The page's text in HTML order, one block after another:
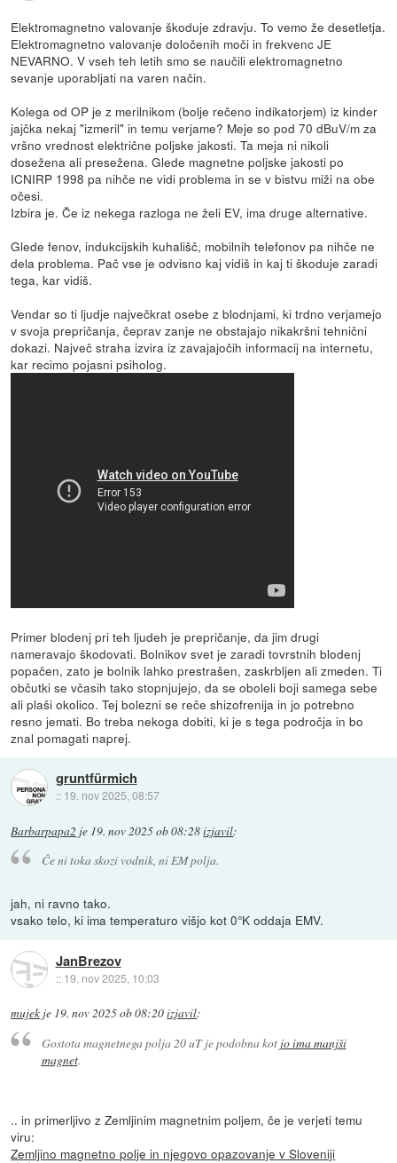
Elektromagnetno valovanje škoduje zdravju. To vemo že desetletja.
Elektromagnetno valovanje določenih moči in frekvenc JE
NEVARNO. V vseh teh letih smo se naučili elektromagnetno
sevanje uporabljati na varen način.
Kolega od OP je z merilnikom (bolje rečeno indikatorjem) iz kinder
jajčka nekaj "izmeril" in temu verjame? Meje so pod 70 dBuV/m za
vršno vrednost električne poljske jakosti. Ta meja ni nikoli
dosežena ali presežena. Glede magnetne poljske jakosti po
ICNIRP 1998 pa nihče ne vidi problema in se v bistvu miži na obe
očesi.
Izbira je. Če iz nekega razloga ne želi EV, ima druge alternative.
Glede fenov, indukcijskih kuhališč, mobilnih telefonov pa nihče ne
dela problema. Pač vse je odvisno kaj vidiš in kaj ti škoduje zaradi
tega, kar vidiš.
Vendar so ti ljudje največkrat osebe z blodnjami, ki trdno verjamejo
v svoja prepričanja, čeprav zanje ne obstajajo nikakršni tehnični
dokazi. Največ straha izvira iz zavajajočih informacij na internetu,
kar recimo pojasni psiholog.
Primer blodenj pri teh ljudeh je prepričanje, da jim drugi
nameravajo škodovati. Bolnikov svet je zaradi tovrstnih blodenj
popačen, zato je bolnik lahko prestrašen, zaskrbljen ali zmeden. Ti
občutki se včasih tako stopnjujejo, da se oboleli boji samega sebe
ali plaši okolico. Tej bolezni se reče shizofrenija in jo potrebno
resno jemati. Bo treba nekoga dobiti, ki je s tega področja in bo
znal pomagati naprej.
gruntfürmich
:: 19. nov 2025, 08:57
Barbarpapa2 je 19. nov 2025 ob 08:28izjavil:
Če ni toka skozi vodnik, ni EM polja.
jah, ni ravno tako.
vsako telo, ki ima temperaturo višjo kot 0°K oddaja EMV.
JanBrezov
:: 19. nov 2025, 10:03
mujek je 19. nov 2025 ob 08:20izjavil:
Gostota magnetnega polja 20 uT je podobna kot jo ima manjši
magnet.
.. in primerljivo z Zemljinim magnetnim poljem, če je verjeti temu
viru:
Zemljino magnetno polje in njegovo opazovanje v Sloveniji